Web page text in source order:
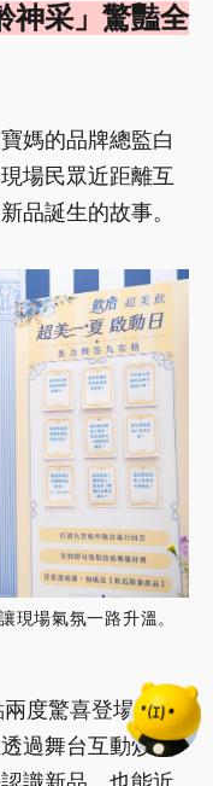
神采」驚豔全
媽的品牌總監白
場民眾近距離互
品誕生的故事。
現場氣氛一路升溫。
度驚喜登場，與
過舞台互動炒熱